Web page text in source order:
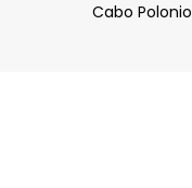
Cabo Polonio